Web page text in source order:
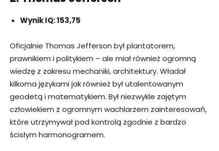
Wynik IQ: 153,75
Oficjalnie Thomas Jefferson był plantatorem,
prawnikiem i politykiem – ale miał również ogromną
wiedzę z zakresu mechaniki, architektury. Władał
kilkoma językami jak również był utalentowanym
geodetą i matematykiem. Był niezwykle zajętym
człowiekiem z ogromnym wachlarzem zainteresowań,
które utrzymywał pod kontrolą zgodnie z bardzo
ścisłym harmonogramem.